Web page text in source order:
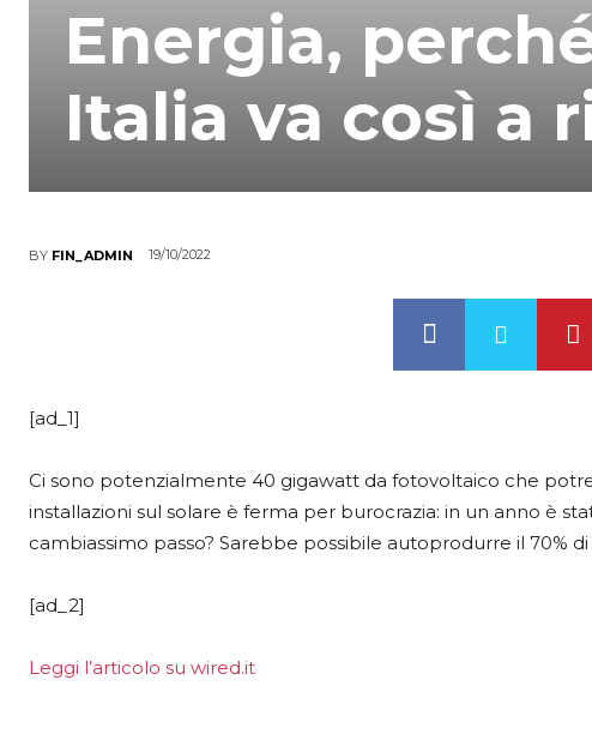
Energia,
Italia va così a
BY FIN_ADMIN 19/10/2022
[ad_1]
Ci sono potenzialmente 40 gigawatt da fotovoltaico che
installazioni sul solare è ferma per burocrazia: in un anno è
cambiassimo passo? Sarebbe possibile autoprodurre il 70%
[ad_2]
Leggi l’articolo su wired.it